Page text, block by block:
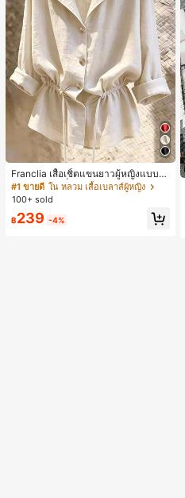
Franclia เสื้อเชิ้ตแขนยาวผู้หญิงแบบห
ลวมทรงสลัชชี่ลำลอง มีเชือกรูด ช่วยพร
างหุ่น
#1 ขายดี ใน หลวม เสื้อเบลาส์ผู้หญิง
100+ sold
฿239 -4%